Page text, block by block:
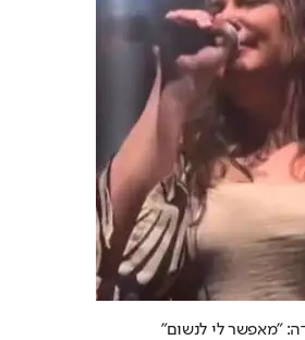
"מאפשר לי לנשום"